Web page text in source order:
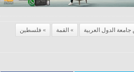
الدول العربية القمة
فلسطين